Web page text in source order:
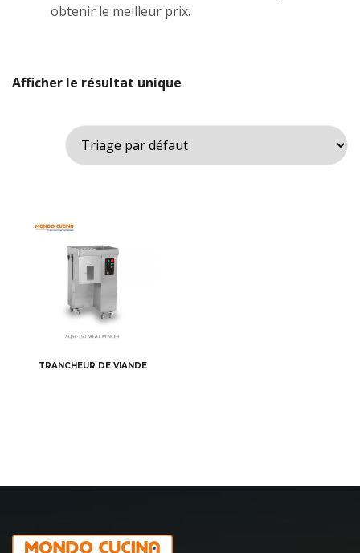
obtenir le meilleur prix.
Afficher le résultat unique
TRANCHEUR DE VIANDE